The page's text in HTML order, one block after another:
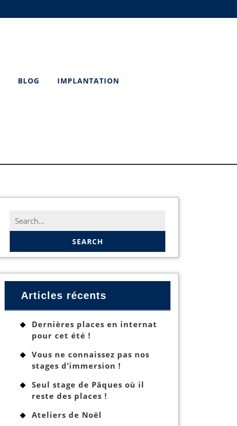
BLOG IMPLANTATION
Search
for:
Articles récents
Dernières places en internat
pour cet été !
Vous ne connaissez pas nos
stages d’immersion !
Seul stage de Pâques où il
reste des places !
Ateliers de Noël